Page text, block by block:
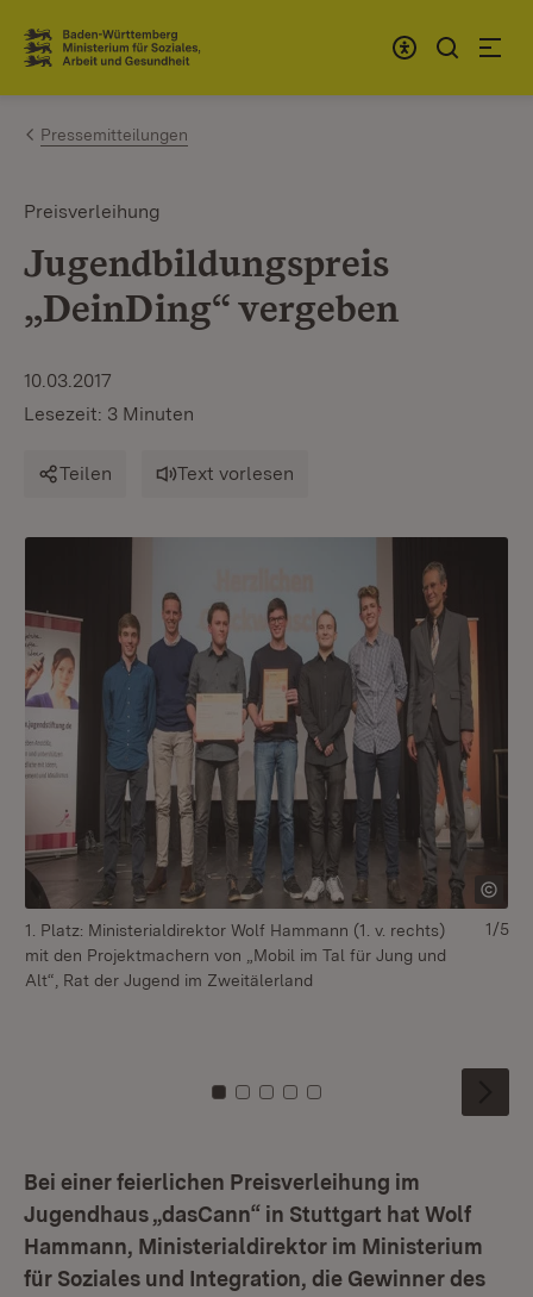
Zum Inhalt springen
Link zur Startseite
Pressemitteilungen
Preisverleihung
Jugendbildungspreis
„DeinDing“ vergeben
10.03.2017
Lesezeit: 3 Minuten
Teilen Text vorlesen
1. Platz: Ministerialdirektor Wolf Hammann (1. v. rechts)
mit den Projektmachern von „Mobil im Tal für Jung und
Alt“, Rat der Jugend im Zweitälerland
Zu Kachel: 0
Zu Kachel: 1
Zu Kachel: 2
Zu Kachel: 3
Zu Kachel: 4
1/5
Bei einer feierlichen Preisverleihung im
Jugendhaus „dasCann“ in Stuttgart hat Wolf
Hammann, Ministerialdirektor im Ministerium
für Soziales und Integration, die Gewinner des